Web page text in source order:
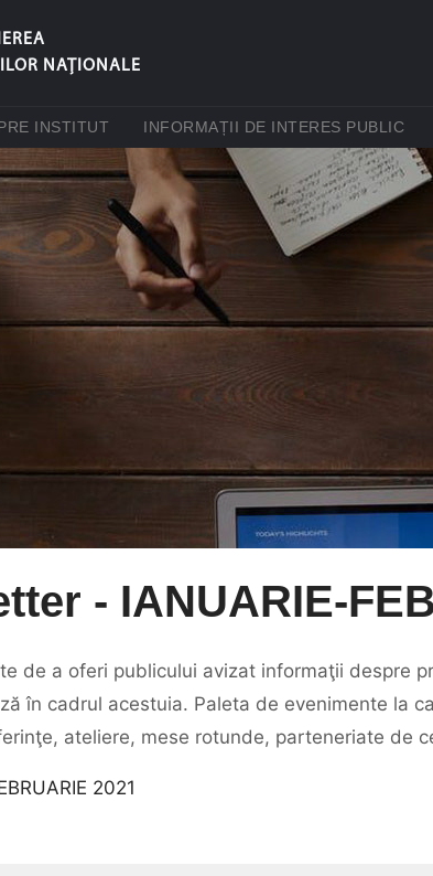
NAŢIONALE
INSTITUT (CURRENT)
INFORMAȚII DE INTERES PUBLIC
- IANUARIE-
de a oferi publicului avizat informaţii despre
în cadrul acestuia. Paleta de evenimente la
ateliere, mese rotunde, parteneriate de
2021